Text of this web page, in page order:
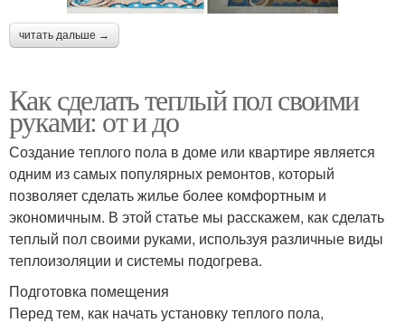
читать дальше →
Как сделать теплый пол своими
руками: от и до
Создание теплого пола в доме или квартире является
одним из самых популярных ремонтов, который
позволяет сделать жилье более комфортным и
экономичным. В этой статье мы расскажем, как сделать
теплый пол своими руками, используя различные виды
теплоизоляции и системы подогрева.
Подготовка помещения
Перед тем, как начать установку теплого пола,